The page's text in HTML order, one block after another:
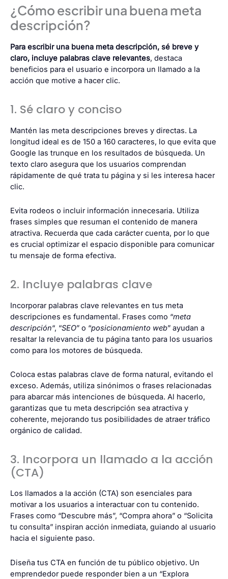
¿Cómo escribir una buena meta
descripción?
Para escribir una buena meta descripción, sé breve y
claro, incluye palabras clave relevantes, destaca
beneficios para el usuario e incorpora un llamado a la
acción que motive a hacer clic.
1. Sé claro y conciso
Mantén las meta descripciones breves y directas. La
longitud ideal es de 150 a 160 caracteres, lo que evita que
Google las trunque en los resultados de búsqueda. Un
texto claro asegura que los usuarios comprendan
rápidamente de qué trata tu página y si les interesa hacer
clic.
Evita rodeos o incluir información innecesaria. Utiliza
frases simples que resuman el contenido de manera
atractiva. Recuerda que cada carácter cuenta, por lo que
es crucial optimizar el espacio disponible para comunicar
tu mensaje de forma efectiva.
2. Incluye palabras clave
Incorporar palabras clave relevantes en tus meta
descripciones es fundamental. Frases como “meta
descripción“, “SEO” o “posicionamiento web” ayudan a
resaltar la relevancia de tu página tanto para los usuarios
como para los motores de búsqueda.
Coloca estas palabras clave de forma natural, evitando el
exceso. Además, utiliza sinónimos o frases relacionadas
para abarcar más intenciones de búsqueda. Al hacerlo,
garantizas que tu meta descripción sea atractiva y
coherente, mejorando tus posibilidades de atraer tráfico
orgánico de calidad.
3. Incorpora un llamado a la acción
(CTA)
Los llamados a la acción (CTA) son esenciales para
motivar a los usuarios a interactuar con tu contenido.
Frases como “Descubre más”, “Compra ahora” o “Solicita
tu consulta” inspiran acción inmediata, guiando al usuario
hacia el siguiente paso.
Diseña tus CTA en función de tu público objetivo. Un
emprendedor puede responder bien a un “Explora